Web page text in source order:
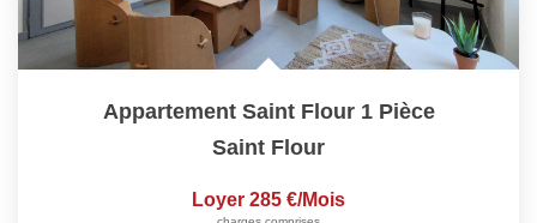
Appartement Saint Flour 1 Pièce
Saint Flour
Loyer 285 €/mois